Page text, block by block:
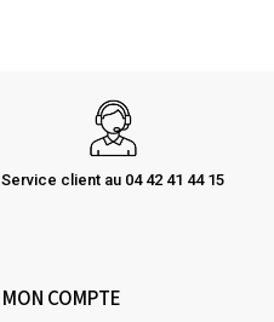
Service client au 04 42 41 44 15
MON COMPTE